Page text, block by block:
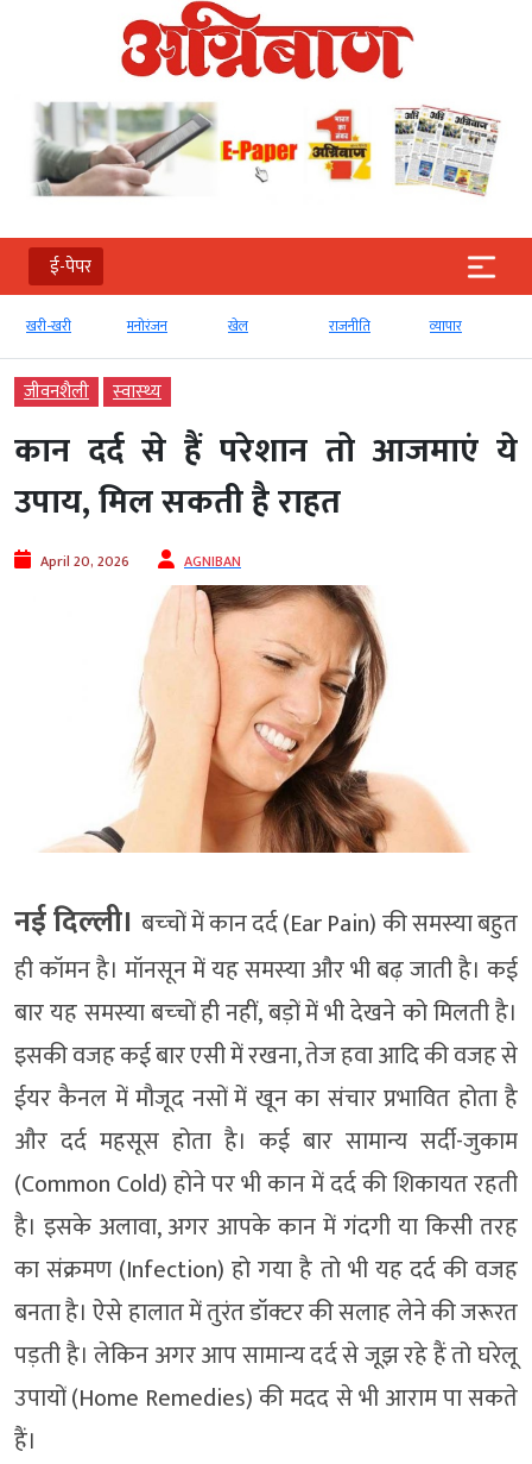
ई-पेपर
खरी-खरी मनोरंजन खेल राजनीति व्‍यापार
जीवनशैली स्‍वास्‍थ्‍य
कान दर्द से हैं परेशान तो आजमाएं ये
उपाय, मिल सकती है राहत
April 20, 2026 AGNIBAN
नई दिल्‍ली।बच्‍चों में कान दर्द (Ear Pain) की समस्‍या बहुत
ही कॉमन है। मॉनसून में यह समस्‍या और भी बढ़ जाती है। कई
बार यह समस्‍या बच्‍चों ही नहीं, बड़ों में भी देखने को मिलती है।
इसकी वजह कई बार एसी में रखना, तेज हवा आदि की वजह से
ईयर कैनल में मौजूद नसों में खून का संचार प्रभावित होता है
और दर्द महसूस होता है। कई बार सामान्य सर्दी-जुकाम
(Common Cold) होने पर भी कान में दर्द की शिकायत रहती
है। इसके अलावा, अगर आपके कान में गंदगी या किसी तरह
का संक्रमण (Infection) हो गया है तो भी यह दर्द की वजह
बनता है। ऐसे हालात में तुरंत डॉक्‍टर की सलाह लेने की जरूरत
पड़ती है। लेकिन अगर आप सामान्‍य दर्द से जूझ रहे हैं तो घरेलू
उपायों (Home Remedies) की मदद से भी आराम पा सकते
हैं।